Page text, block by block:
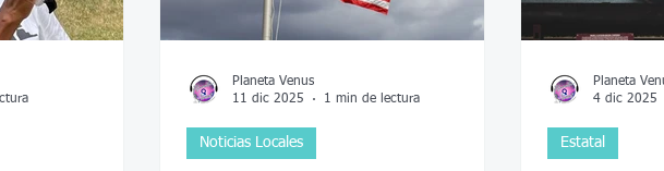
Noticias Locales
Planeta Venus
11 dic 2025
1 min de lectura
Estatal
Planeta
4 dic 2025